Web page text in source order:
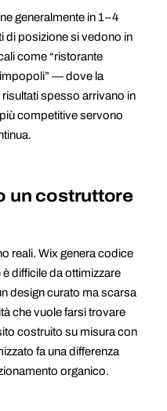
generalmente in 1–4
di posizione si vedono in
come “ristorante
— dove la
spesso arrivano in
competitive servono
un costruttore
reali. Wix genera codice
difficile da ottimizzare
design curato ma scarsa
che vuole farsi trovare
costruito su misura con
fa una differenza
organico.